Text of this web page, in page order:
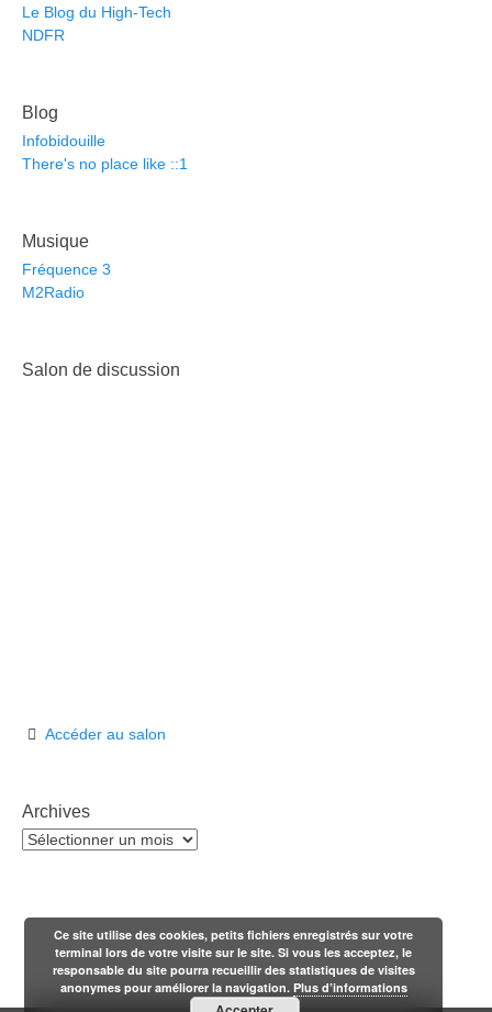
Le Blog du High-Tech
NDFR
Blog
Infobidouille
There's no place like ::1
Musique
Fréquence 3
M2Radio
Salon de discussion
Accéder au salon
Archives
Archives
Ce site utilise des cookies, petits fichiers enregistrés sur votre
terminal lors de votre visite sur le site. Si vous les acceptez, le
responsable du site pourra recueillir des statistiques de visites
anonymes pour améliorer la navigation. Plus d’informations